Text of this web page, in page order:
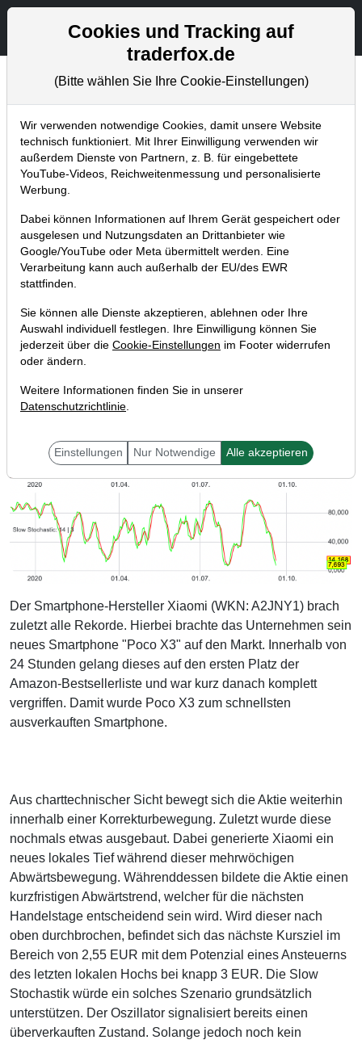
Aktien- und Artikelsuche
Chartanalysen
Home Blog Chartanalysen
Chartanalyse Xiaomi: ist die Aktie
schon bereit für den nächsten
Breakout?
22.09.2020 um 07:27 Uhr | P. Uhlschmied
Der Smartphone-Hersteller Xiaomi (WKN: A2JNY1) brach
zuletzt alle Rekorde. Hierbei brachte das Unternehmen sein
neues Smartphone "Poco X3" auf den Markt. Innerhalb von
24 Stunden gelang dieses auf den ersten Platz der
Amazon-Bestsellerliste und war kurz danach komplett
vergriffen. Damit wurde Poco X3 zum schnellsten
ausverkauften Smartphone.
Aus charttechnischer Sicht bewegt sich die Aktie weiterhin
innerhalb einer Korrekturbewegung. Zuletzt wurde diese
nochmals etwas ausgebaut. Dabei generierte Xiaomi ein
neues lokales Tief während dieser mehrwöchigen
Abwärtsbewegung. Währenddessen bildete die Aktie einen
kurzfristigen Abwärtstrend, welcher für die nächsten
Handelstage entscheidend sein wird. Wird dieser nach
oben durchbrochen, befindet sich das nächste Kursziel im
Bereich von 2,55 EUR mit dem Potenzial eines Ansteuerns
des letzten lokalen Hochs bei knapp 3 EUR. Die Slow
Stochastik würde ein solches Szenario grundsätzlich
unterstützen. Der Oszillator signalisiert bereits einen
überverkauften Zustand. Solange jedoch noch kein
Cookies und Tracking auf
traderfox.de
(Bitte wählen Sie Ihre Cookie-Einstellungen)
Wir verwenden notwendige Cookies, damit unsere Website
technisch funktioniert. Mit Ihrer Einwilligung verwenden wir
außerdem Dienste von Partnern, z. B. für eingebettete
YouTube-Videos, Reichweitenmessung und personalisierte
Werbung.
Dabei können Informationen auf Ihrem Gerät gespeichert oder
ausgelesen und Nutzungsdaten an Drittanbieter wie
Google/YouTube oder Meta übermittelt werden. Eine
Verarbeitung kann auch außerhalb der EU/des EWR
stattfinden.
Sie können alle Dienste akzeptieren, ablehnen oder Ihre
Auswahl individuell festlegen. Ihre Einwilligung können Sie
jederzeit über die Cookie-Einstellungen im Footer widerrufen
oder ändern.
Weitere Informationen finden Sie in unserer
Datenschutzrichtlinie.
Einstellungen Nur Notwendige Alle akzeptieren